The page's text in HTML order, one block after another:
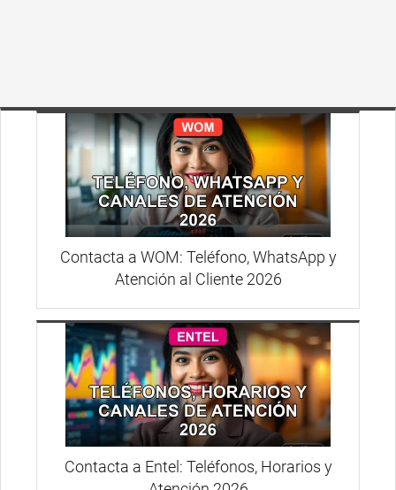
Contacta a WOM: Teléfono, WhatsApp y
Atención al Cliente 2026
Contacta a Entel: Teléfonos, Horarios y